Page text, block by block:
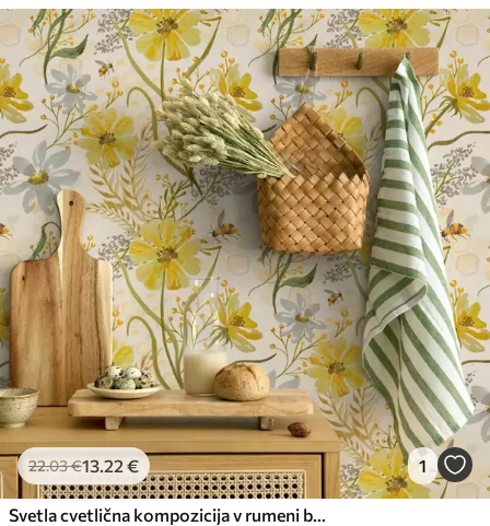
22.03€13.22 € 1
Svetla cvetlična kompozicija v rumeni barvi